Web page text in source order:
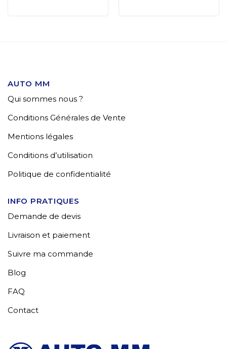
AUTO MM
Qui sommes nous ?
Conditions Générales de Vente
Mentions légales
Conditions d’utilisation
Politique de confidentialité
INFO PRATIQUES
Demande de devis
Livraison et paiement
Suivre ma commande
Blog
FAQ
Contact